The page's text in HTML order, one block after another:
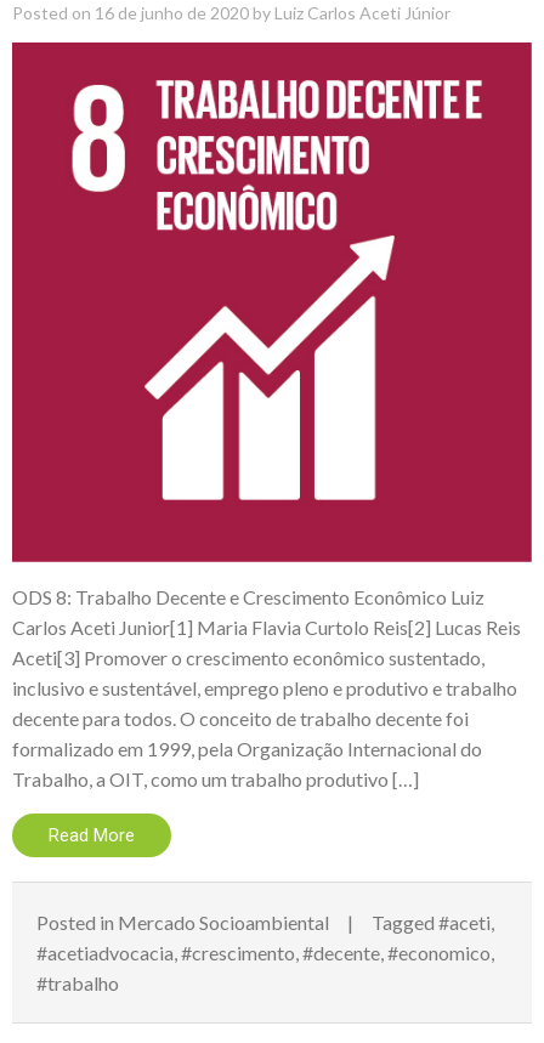
Posted on 16 de junho de 2020 by Luiz Carlos Aceti Júnior
ODS 8: Trabalho Decente e Crescimento Econômico Luiz
Carlos Aceti Junior[1] Maria Flavia Curtolo Reis[2] Lucas Reis
Aceti[3] Promover o crescimento econômico sustentado,
inclusivo e sustentável, emprego pleno e produtivo e trabalho
decente para todos. O conceito de trabalho decente foi
formalizado em 1999, pela Organização Internacional do
Trabalho, a OIT, como um trabalho produtivo […]
Read More
Posted in Mercado Socioambiental Tagged #aceti,
#acetiadvocacia,#crescimento,#decente,#economico,
#trabalho